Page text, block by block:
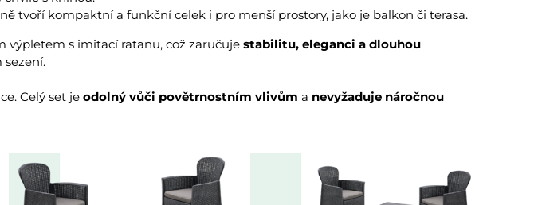
tvoří kompaktní a funkční celek i pro menší prostory, jako je balkon či terasa.
výpletem s imitací ratanu, což zaručuje stabilitu, eleganci a dlouhou
sezení.
Celý set je odolný vůči povětrnostním vlivům a nevyžaduje náročnou